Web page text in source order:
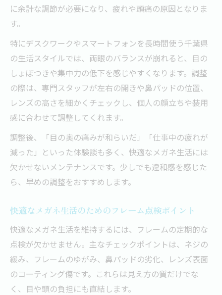
に余計な調節が必要になり、疲れや頭痛の原因となりま
す。
特にデスクワークやスマートフォンを長時間使う千葉県
の生活スタイルでは、両眼のバランスが崩れると、目の
しょぼつきや集中力の低下を感じやすくなります。調整
の際は、専門スタッフが左右の開きや鼻パッドの位置、
レンズの高さを細かくチェックし、個人の顔立ちや装用
感に合わせて調整してくれます。
調整後、「目の奥の痛みが和らいだ」「仕事中の疲れが
減った」といった体験談も多く、快適なメガネ生活には
欠かせないメンテナンスです。少しでも違和感を感じた
ら、早めの調整をおすすめします。
快適なメガネ生活のためのフレーム点検ポイント
快適なメガネ生活を維持するには、フレームの定期的な
点検が欠かせません。主なチェックポイントは、ネジの
緩み、フレームのゆがみ、鼻パッドの劣化、レンズ表面
のコーティング傷です。これらは見え方の質だけでな
く、目や頭の負担にも直結します。